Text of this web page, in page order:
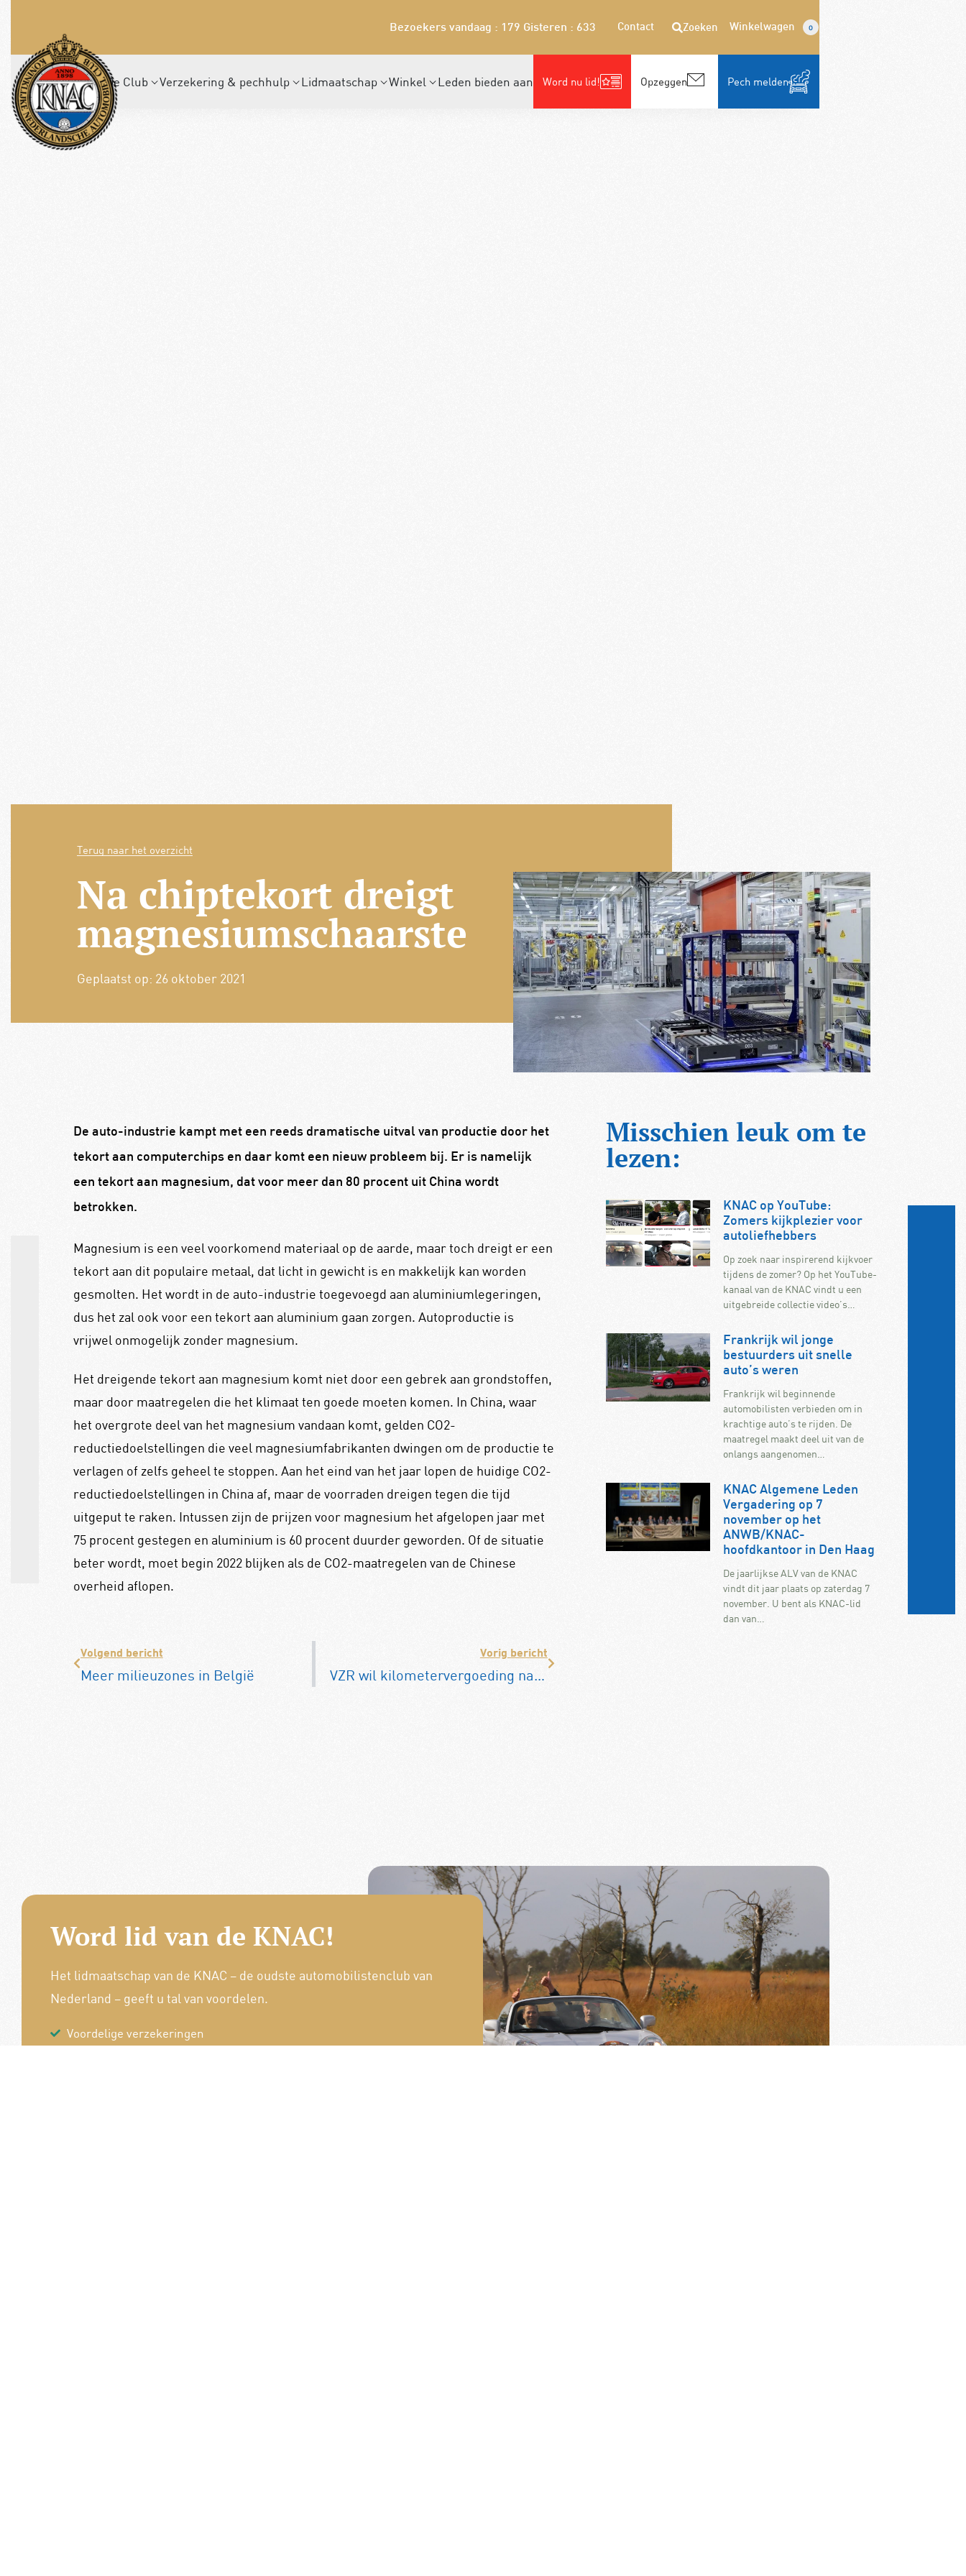
Bezoekers vandaag : 179 Gisteren : 633 Contact Zoeken Winkelwagen 0
De Club Verzekering & pechhulp Lidmaatschap Winkel Leden bieden aan Word nu lid! Opzeggen Pech melden
Terug naar het overzicht
Na chiptekort dreigt
magnesiumschaarste
Geplaatst op: 26 oktober 2021
De auto-industrie kampt met een reeds dramatische uitval van productie door het
tekort aan computerchips en daar komt een nieuw probleem bij. Er is namelijk
een tekort aan magnesium, dat voor meer dan 80 procent uit China wordt
betrokken.
Magnesium is een veel voorkomend materiaal op de aarde, maar toch dreigt er een
tekort aan dit populaire metaal, dat licht in gewicht is en makkelijk kan worden
gesmolten. Het wordt in de auto-industrie toegevoegd aan aluminiumlegeringen,
dus het zal ook voor een tekort aan aluminium gaan zorgen. Autoproductie is
vrijwel onmogelijk zonder magnesium.
Het dreigende tekort aan magnesium komt niet door een gebrek aan grondstoffen,
maar door maatregelen die het klimaat ten goede moeten komen. In China, waar
het overgrote deel van het magnesium vandaan komt, gelden CO2-
reductiedoelstellingen die veel magnesiumfabrikanten dwingen om de productie te
verlagen of zelfs geheel te stoppen. Aan het eind van het jaar lopen de huidige CO2-
reductiedoelstellingen in China af, maar de voorraden dreigen tegen die tijd
uitgeput te raken. Intussen zijn de prijzen voor magnesium het afgelopen jaar met
75 procent gestegen en aluminium is 60 procent duurder geworden. Of de situatie
beter wordt, moet begin 2022 blijken als de CO2-maatregelen van de Chinese
overheid aflopen.
Volgend bericht
Meer milieuzones in België
Vorig bericht
VZR wil kilometervergoeding naar 24 cent
Misschien leuk om te
lezen:
KNAC op YouTube:
Zomers kijkplezier voor
autoliefhebbers
Op zoek naar inspirerend kijkvoer
tijdens de zomer? Op het YouTube-
kanaal van de KNAC vindt u een
uitgebreide collectie video’s…
Frankrijk wil jonge
bestuurders uit snelle
auto’s weren
Frankrijk wil beginnende
automobilisten verbieden om in
krachtige auto’s te rijden. De
maatregel maakt deel uit van de
onlangs aangenomen…
KNAC Algemene Leden
Vergadering op 7
november op het
ANWB/KNAC-
hoofdkantoor in Den Haag
De jaarlijkse ALV van de KNAC
vindt dit jaar plaats op zaterdag 7
november. U bent als KNAC-lid
dan van…
Word lid van de KNAC!
Het lidmaatschap van de KNAC – de oudste automobilistenclub van
Nederland – geeft u tal van voordelen.
Voordelige verzekeringen